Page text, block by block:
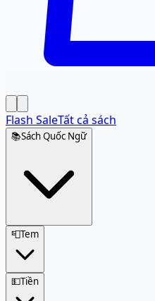
Flash SaleTất cả sách
📚Sách Quốc Ngữ
📮Tem
💵Tiền